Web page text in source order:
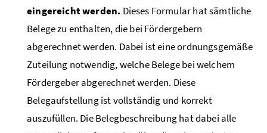
eingereicht werden. Dieses Formular hat sämtliche
Belege zu enthalten, die bei Fördergebern
abgerechnet werden. Dabei ist eine ordnungsgemäße
Zuteilung notwendig, welche Belege bei welchem
Fördergeber abgerechnet werden. Diese
Belegaufstellung ist vollständig und korrekt
auszufüllen. Die Belegbeschreibung hat dabei alle